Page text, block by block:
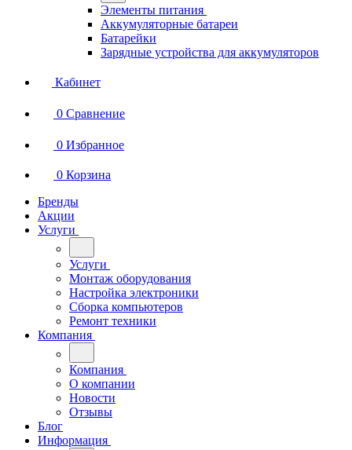
Элементы питания
Аккумуляторные батареи
Батарейки
Зарядные устройства для аккумуляторов
Кабинет
0 Сравнение
0 Избранное
0 Корзина
Бренды
Акции
Услуги
Услуги
Монтаж оборудования
Настройка электроники
Сборка компьютеров
Ремонт техники
Компания
Компания
О компании
Новости
Отзывы
Блог
Информация